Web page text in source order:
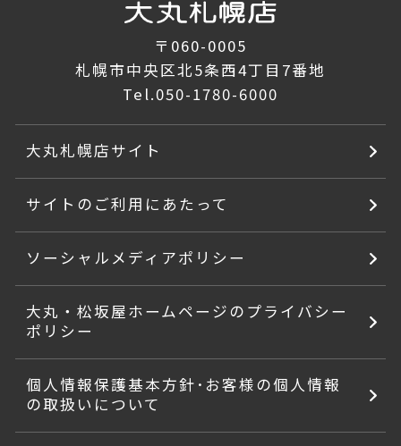
〒060-0005
札幌市中央区北5条西4丁目7番地
Tel.050-1780-6000
大丸札幌店サイト
サイトのご利用にあたって
ソーシャルメディアポリシー
大丸・松坂屋ホームページのプライバシー
ポリシー
個人情報保護基本方針･お客様の個人情報
の取扱いについて